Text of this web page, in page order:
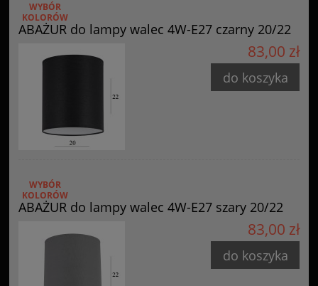
ABAŻUR do lampy walec 4W-E27 czarny 20/22
WYBÓR
KOLORÓW
83,00 zł
do koszyka
ABAŻUR do lampy walec 4W-E27 szary 20/22
WYBÓR
KOLORÓW
83,00 zł
do koszyka